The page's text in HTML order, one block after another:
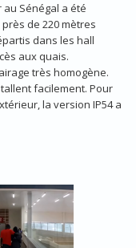
au Sénégal a été
de 220 mètres
dans les hall
aux quais.
très homogène.
facilement. Pour
la version IP54 a